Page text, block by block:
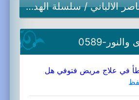
الالباني/سلسلة الهدى والنور-جديد
0589
في علاج مريض فتوفي هل